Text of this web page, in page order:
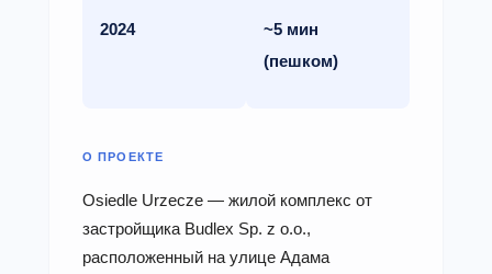
2024
~5 мин
(пешком)
О ПРОЕКТЕ
Osiedle Urzecze — жилой комплекс от
застройщика Budlex Sp. z o.o.,
расположенный на улице Адама